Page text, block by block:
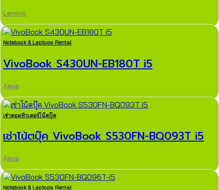
Lenovo
Notebook & Laptops Rental
VivoBook S430UN-EB180T i5
Asus
เช่าคอมพิวเตอร์โน้ตบุ๊ค
เช่าโน้ตบุ๊ค VivoBook S530FN-BQ093T i5
Asus
Notebook & Laptops Rental